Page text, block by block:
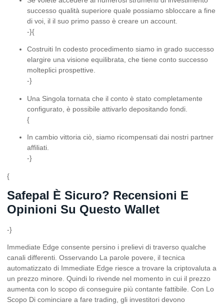
successo qualità superiore quale possiamo sbloccare a fine
di voi, il il suo primo passo è creare un account.
-}{
Costruiti In codesto procedimento siamo in grado successo
elargire una visione equilibrata, che tiene conto successo
molteplici prospettive.
-}
Una Singola tornata che il conto è stato completamente
configurato, è possibile attivarlo depositando fondi.
{
In cambio vittoria ciò, siamo ricompensati dai nostri partner
affiliati.
-}
{
Safepal È Sicuro? Recensioni E
Opinioni Su Questo Wallet
-}
Immediate Edge consente persino i prelievi di traverso qualche
canali differenti. Osservando La parole povere, il tecnica
automatizzato di Immediate Edge riesce a trovare la criptovaluta a
un prezzo minore. Quindi lo rivende nel momento in cui il prezzo
aumenta con lo scopo di conseguire più contante fattibile. Con Lo
Scopo Di cominciare a fare trading, gli investitori devono